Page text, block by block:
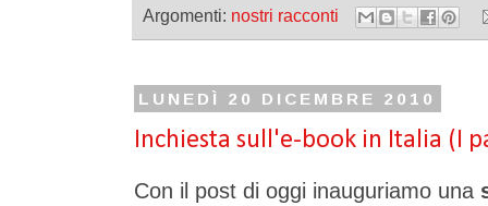
Argomenti: nostri racconti
LUNEDÌ 20 DICEMBRE 2010
Inchiesta sull'e-book in Italia (I
Con il post di oggi inauguriamo una